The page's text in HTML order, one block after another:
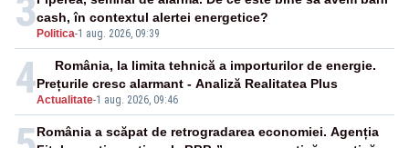
3Politica-1 aug. 2026, 09:39
cash, în contextul alertei energetice?
4Actualitate-1 aug. 2026, 09:46
România, la limita tehnică a importurilor de energie.
Prețurile cresc alarmant - Analiză Realitatea Plus
România a scăpat de retrogradarea economiei. Agenția